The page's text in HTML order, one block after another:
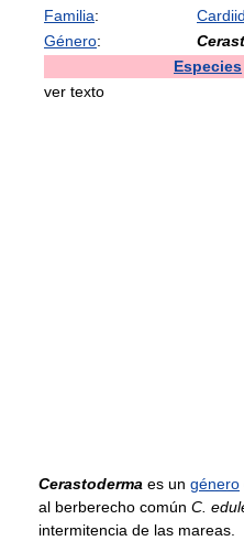
Familia:
Género:
Especies
ver texto
Cerastoderma es un género
al berberecho común C.
intermitencia de las mareas.